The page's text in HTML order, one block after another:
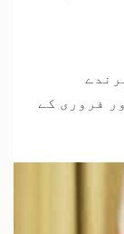
فروری کے